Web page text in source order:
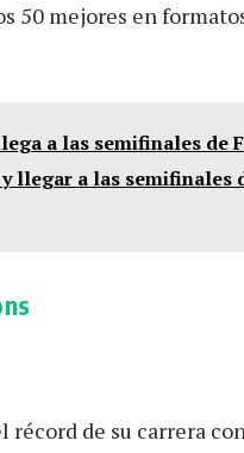
50 mejores en
a las semifinales de
llegar a las
de su carrera